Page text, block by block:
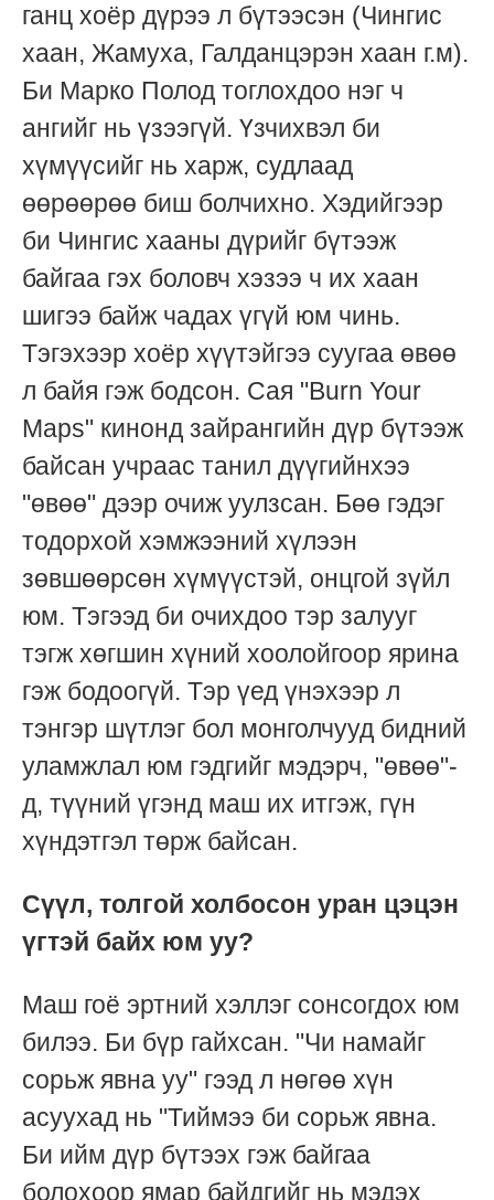
ганц хоёр дүрээ л бүтээсэн (Чингис
хаан, Жамуха, Галданцэрэн хаан г.м).
Би Марко Полод тоглохдоо нэг ч
ангийг нь үзээгүй. Үзчихвэл би
хүмүүсийг нь харж, судлаад
өөрөөрөө биш болчихно. Хэдийгээр
би Чингис хааны дүрийг бүтээж
байгаа гэх боловч хэзээ ч их хаан
шигээ байж чадах үгүй юм чинь.
Тэгэхээр хоёр хүүтэйгээ суугаа өвөө
л байя гэж бодсон. Сая "Burn Your
Maps" кинонд зайрангийн дүр бүтээж
байсан учраас танил дүүгийнхээ
"өвөө" дээр очиж уулзсан. Бөө гэдэг
тодорхой хэмжээний хүлээн
зөвшөөрсөн хүмүүстэй, онцгой зүйл
юм. Тэгээд би очихдоо тэр залууг
тэгж хөгшин хүний хоолойгоор ярина
гэж бодоогүй. Тэр үед үнэхээр л
тэнгэр шүтлэг бол монголчууд бидний
уламжлал юм гэдгийг мэдэрч, "өвөө"-
д, түүний үгэнд маш их итгэж, гүн
хүндэтгэл төрж байсан.
Сүүл, толгой холбосон уран цэцэн
үгтэй байх юм уу?
Маш гоё эртний хэллэг сонсогдох юм
билээ. Би бүр гайхсан. "Чи намайг
сорьж явна уу" гээд л нөгөө хүн
асуухад нь "Тиймээ би сорьж явна.
Би ийм дүр бүтээх гэж байгаа
болохоор ямар байдгийг нь мэдэх